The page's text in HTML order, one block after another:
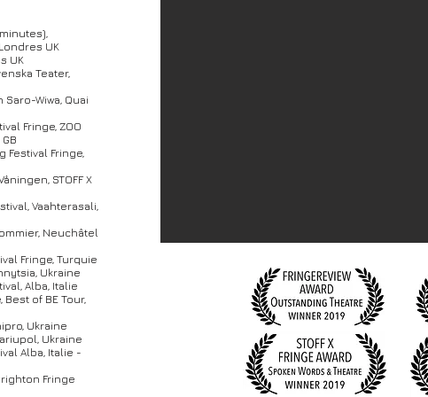
UK
UK
Teater,
Wiwa, Quai
Fringe, ZOO
Festival Fringe,
STOFF X
Vaahterasali,
Neuchâtel
Fringe, Turquie
Ukraine
Alba, Italie
Best of BE Tour,
Ukraine
Ukraine
Alba, Italie -
Fringe